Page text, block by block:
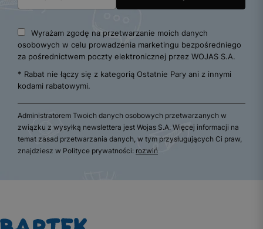
Wyrażam zgodę na przetwarzanie moich danych
osobowych w celu prowadzenia marketingu bezpośredniego
za pośrednictwem poczty elektronicznej przez WOJAS S.A.
* Rabat nie łączy się z kategorią Ostatnie Pary ani z innymi
kodami rabatowymi.
Administratorem Twoich danych osobowych przetwarzanych w
związku z wysyłką newslettera jest Wojas S.A. Więcej informacji na
temat zasad przetwarzania danych, w tym przysługujących Ci praw,
znajdziesz w Polityce prywatności: rozwiń